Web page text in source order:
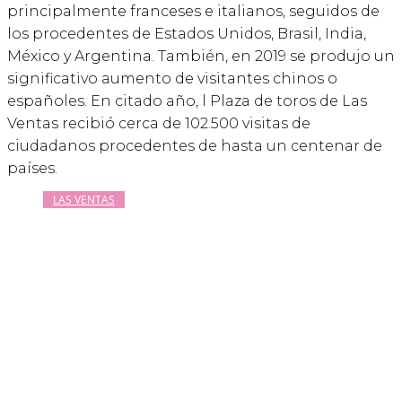
principalmente franceses e italianos, seguidos de
los procedentes de Estados Unidos, Brasil, India,
México y Argentina. También, en 2019 se produjo un
significativo aumento de visitantes chinos o
españoles. En citado año, l Plaza de toros de Las
Ventas recibió cerca de 102.500 visitas de
ciudadanos procedentes de hasta un centenar de
países.
LAS VENTAS